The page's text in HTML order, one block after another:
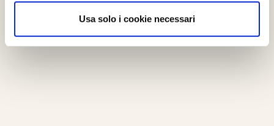
Usa solo i cookie necessari